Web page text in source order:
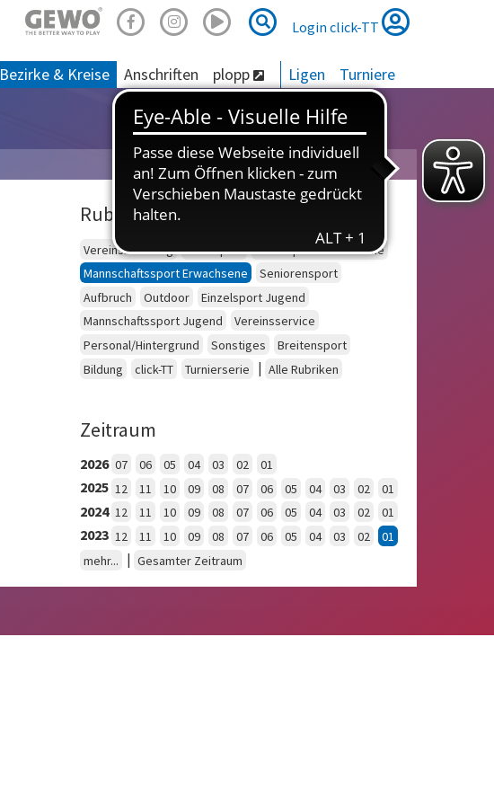
Suche
Suche
Login click-TT
Bezirke & Kreise Anschriften plopp Ligen Turniere
Rubriken
Vereinsberatung Schulsport
Einzelsport Erwachsene
Mannschaftssport Erwachsene
Seniorensport
Aufbruch
Outdoor
Einzelsport Jugend
Mannschaftssport Jugend
Vereinsservice
Personal/Hintergrund
Sonstiges
Breitensport
Bildung
click-TT Turnierserie | Alle Rubriken
Zeitraum
2026 07 06 05 04 03 02 01
2025 12 11 10 09 08 07 06 05 04 03 02 01
2024 12 11 10 09 08 07 06 05 04 03 02 01
2023 12 11 10 09 08 07 06 05 04 03 02
01
mehr...
| Gesamter Zeitraum